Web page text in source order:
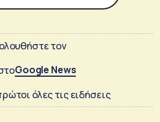
τον
Google News
όλες τις ειδήσεις